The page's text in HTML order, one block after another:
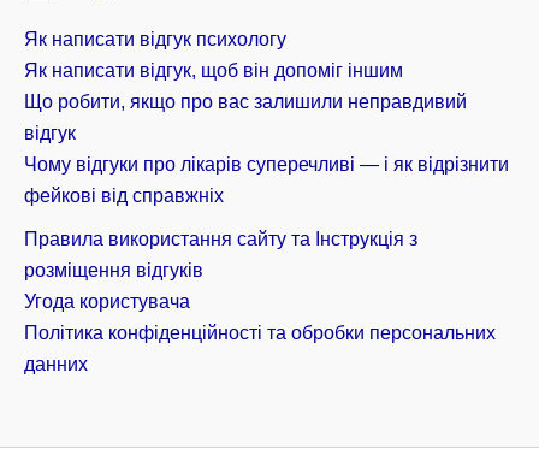
Як написати відгук психологу
Як написати відгук, щоб він допоміг іншим
Що робити, якщо про вас залишили неправдивий
відгук
Чому відгуки про лікарів суперечливі — і як відрізнити
фейкові від справжніх
Правила використання сайту та Інструкція з
розміщення відгуків
Угода користувача
Політика конфіденційності та обробки персональних
данних